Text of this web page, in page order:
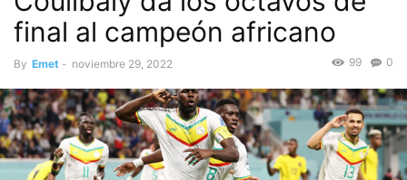
final al campeón africano
By Emet - noviembre 29, 2022 0
99